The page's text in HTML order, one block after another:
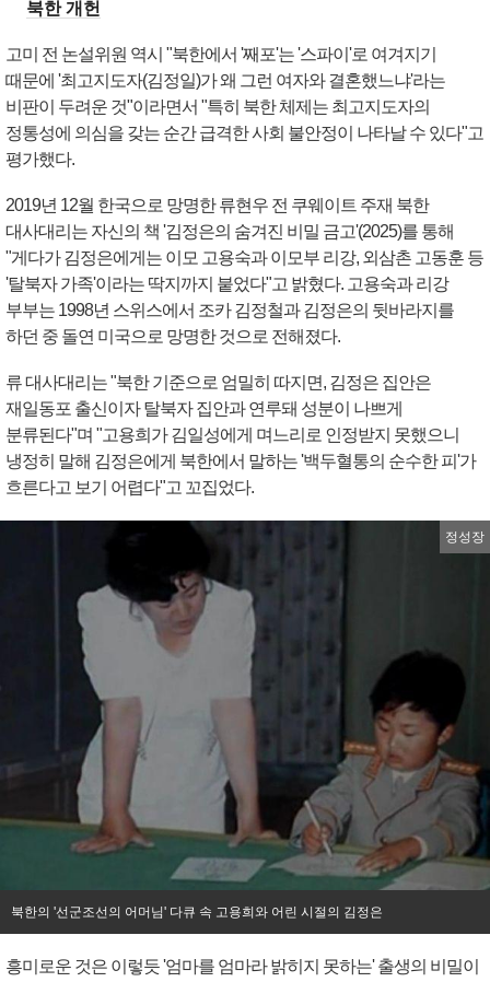
북한 개헌
고미 전 논설위원 역시 "북한에서 '째포'는 '스파이'로 여겨지기
때문에 '최고지도자(김정일)가 왜 그런 여자와 결혼했느냐'라는
비판이 두려운 것"이라면서 "특히 북한 체제는 최고지도자의
정통성에 의심을 갖는 순간 급격한 사회 불안정이 나타날 수 있다"고
평가했다.
2019년 12월 한국으로 망명한 류현우 전 쿠웨이트 주재 북한
대사대리는 자신의 책 '김정은의 숨겨진 비밀 금고'(2025)를 통해
"게다가 김정은에게는 이모 고용숙과 이모부 리강, 외삼촌 고동훈 등
'탈북자 가족'이라는 딱지까지 붙었다"고 밝혔다. 고용숙과 리강
부부는 1998년 스위스에서 조카 김정철과 김정은의 뒷바라지를
하던 중 돌연 미국으로 망명한 것으로 전해졌다.
류 대사대리는 "북한 기준으로 엄밀히 따지면, 김정은 집안은
재일동포 출신이자 탈북자 집안과 연루돼 성분이 나쁘게
분류된다"며 "고용희가 김일성에게 며느리로 인정받지 못했으니
냉정히 말해 김정은에게 북한에서 말하는 '백두혈통의 순수한 피'가
흐른다고 보기 어렵다"고 꼬집었다.
정성장
북한의 '선군조선의 어머님' 다큐 속 고용희와 어린 시절의 김정은
흥미로운 것은 이렇듯 '엄마를 엄마라 밝히지 못하는' 출생의 비밀이